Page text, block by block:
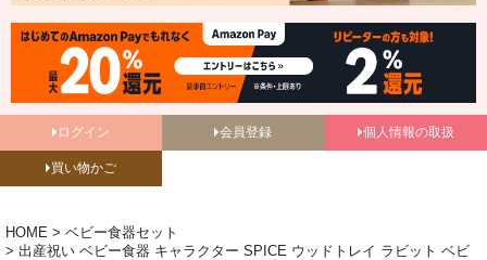
ログイン 会員登録 個人情報の取扱
買い物かご
HOME
ベビー食器セット
出産祝い ベビー食器 キャラクター SPICE ウッドトレイ ラビット ベビ